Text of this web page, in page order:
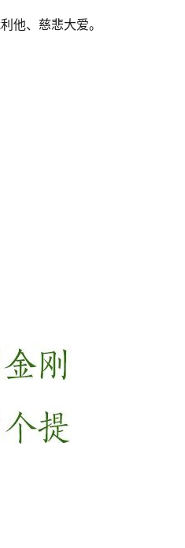
他、慈悲大爱。